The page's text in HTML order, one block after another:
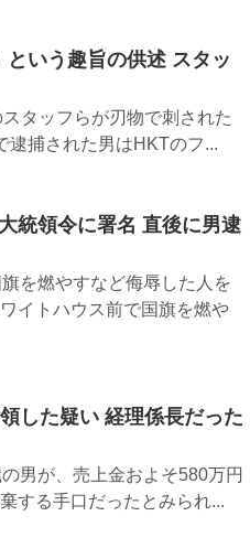
という趣旨の供述 スタッ
タッフらが刃物で刺された
逮捕された男はHKTのフ...
統領令に署名 直後に男逮
を燃やすなど侮辱した人を
イトハウス前で国旗を燃や
した疑い 経理係長だった
男が、売上金およそ580万円
する手口だったとみられ...